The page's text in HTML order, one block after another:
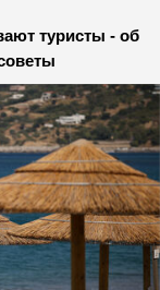
туристы - об